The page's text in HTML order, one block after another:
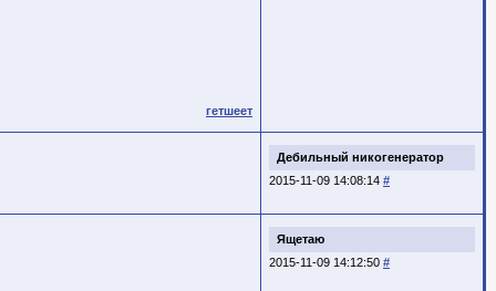
гетшеет
Дебильный никогенератор
2015-11-09 14:08:14 #
Ящетаю
2015-11-09 14:12:50 #